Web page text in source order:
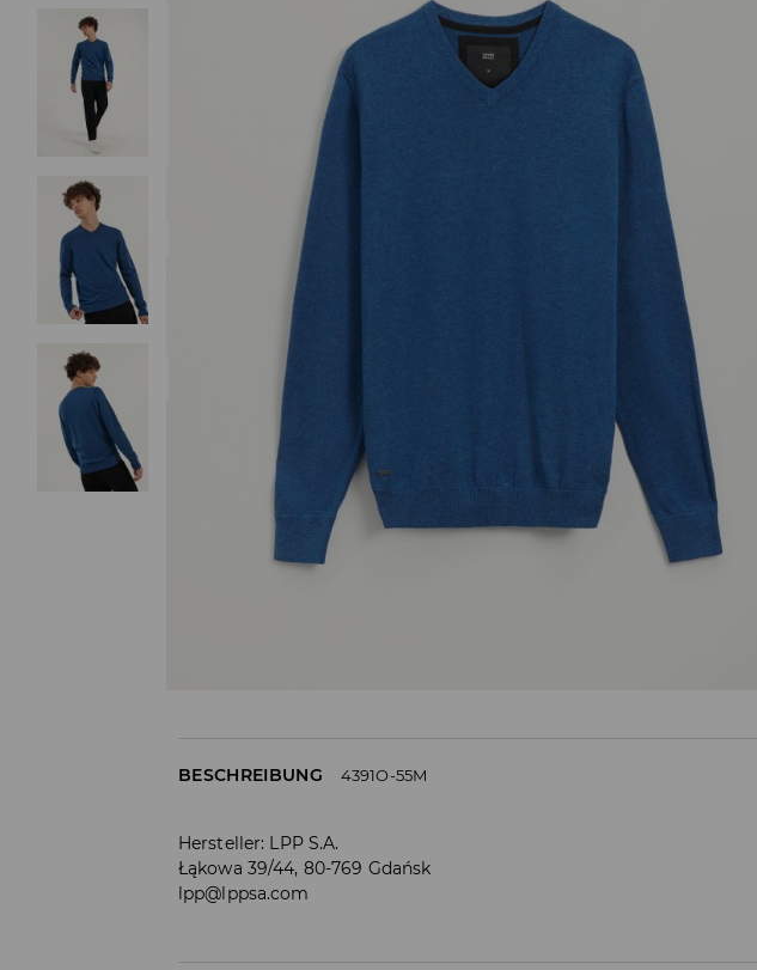
BESCHREIBUNG 4391O-55M
Hersteller: LPP S.A.
Łąkowa 39/44, 80-769 Gdańsk
lpp@lppsa.com